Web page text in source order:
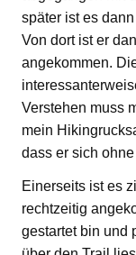
später ist es
Von dort ist er
angekommen.
Verstehen muss
mein
dass er sich
Einerseits ist es
rechtzeitig
gestartet bin und